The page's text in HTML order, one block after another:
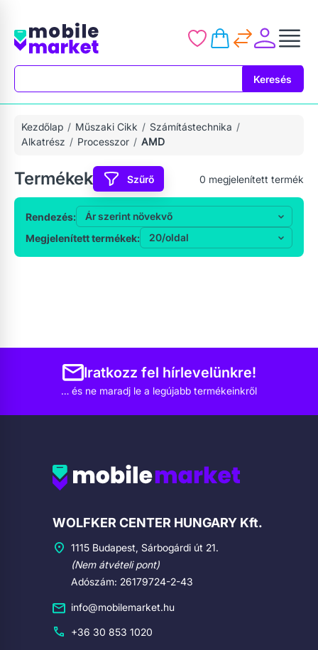
Keresés
Kezdőlap Műszaki Cikk
Számítástechnika
Alkatrész
Processzor AMD
Termékek Szűrő 0 megjelenített termék
Rendezés:
Megjelenített termékek:
Iratkozz fel hírlevelünkre!
… és ne maradj le a legújabb termékeinkről
Cégadatok
WOLFKER CENTER HUNGARY Kft.
1115 Budapest, Sárbogárdi út 21.
(Nem átvételi pont)
Adószám: 26179724-2-43
info@mobilemarket.hu
+36 30 853 1020